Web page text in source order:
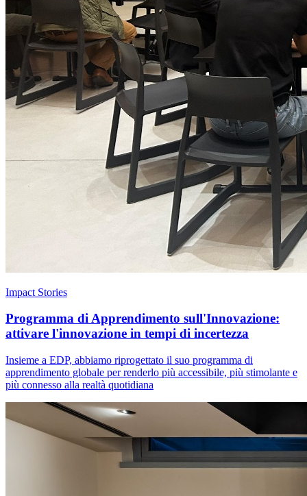
Impact Stories
Programma di Apprendimento sull'Innovazione:
attivare l'innovazione in tempi di incertezza
Insieme a EDP, abbiamo riprogettato il suo programma di
apprendimento globale per renderlo più accessibile, più stimolante e
più connesso alla realtà quotidiana